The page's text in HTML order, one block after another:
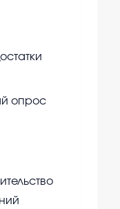
опрос